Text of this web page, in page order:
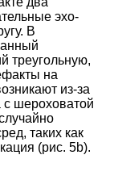
эхо-
В
треугольную,
на
из-за
с шероховатой
таких как
(рис. 5b).